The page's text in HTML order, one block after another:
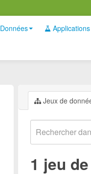
Données Applications
Jeux de
1 jeu